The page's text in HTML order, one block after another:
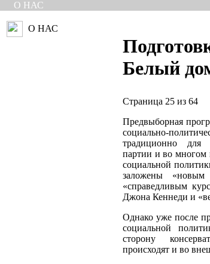
О НАС
О НАС
Белый
Страница 25 из 64
Предвыборная
социально-
традиционно для
партии и во многом
социальной
заложены «новым
«справедливым
Джона Кеннеди и
Однако уже после
социальной
сторону
происходят и во